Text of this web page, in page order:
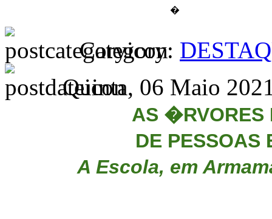
�
Category:
Quinta, 06 Maio
AS �RVORES
DE
A Escola, em